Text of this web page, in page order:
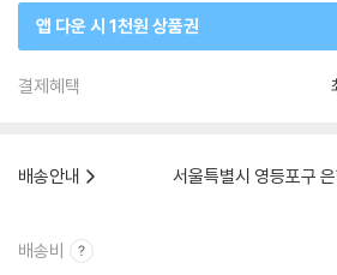
앱 다운 시 1천원 상품권
결제혜택
배송안내
서울특별시 영등포구
배송비